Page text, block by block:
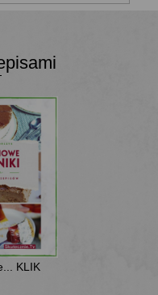
KLIK